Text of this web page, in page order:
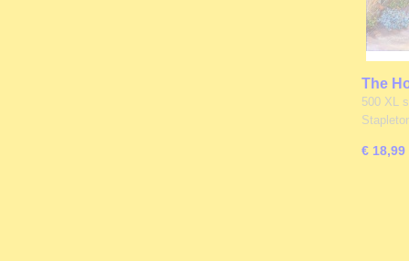
The
Sea
500 XL
€ 18,99